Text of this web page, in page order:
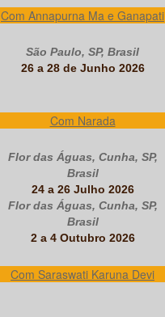
Com Annapurna Ma e Ganapati
São Paulo, SP, Brasil
26 a 28 de Junho 2026
Com Narada
Flor das Águas, Cunha, SP,
Brasil
24 a 26 Julho 2026
Flor das Águas, Cunha, SP,
Brasil
2 a 4 Outubro 2026
Com Saraswati Karuna Devi